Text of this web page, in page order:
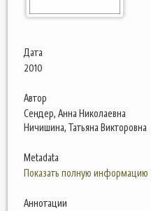
Дата
2010
Автор
Сендер, Анна Николаевна
Ничишина, Татьяна Викторовна
Metadata
Показать полную информацию
Аннотации